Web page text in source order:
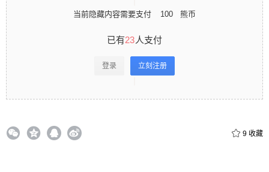
当前隐藏内容需要支付 100 熊币
已有23人支付
登录 立刻注册
9 收藏